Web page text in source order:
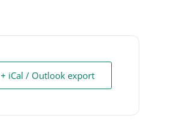
+ iCal / Outlook export